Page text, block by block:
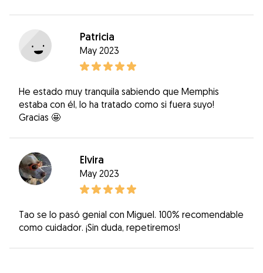
Patricia
May 2023
He estado muy tranquila sabiendo que Memphis
estaba con él, lo ha tratado como si fuera suyo!
Gracias 🤩
Elvira
May 2023
Tao se lo pasó genial con Miguel. 100% recomendable
como cuidador. ¡Sin duda, repetiremos!